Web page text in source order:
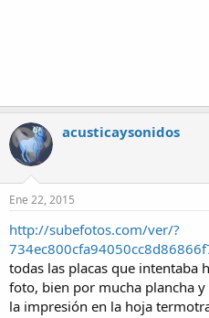
acusticaysonidos
Ene 22, 2015
http://subefotos.com/ver/?
todas las placas que intentaba
foto, bien por mucha plancha
la impresión en la hoja